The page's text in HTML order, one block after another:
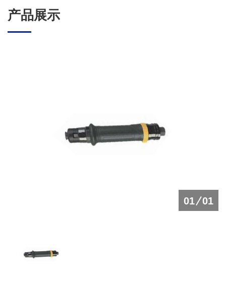
产品展示
01 01